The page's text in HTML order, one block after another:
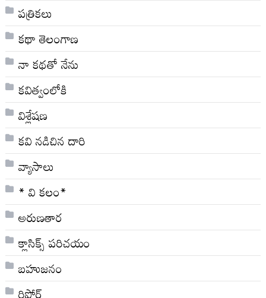
పత్రికలు
కథా తెలంగాణ
నా క‌థ‌తో నేను
కవిత్వంలోకి
విశ్లేషణ
కవి నడిచిన దారి
వ్యాసాలు
* వి క‌లం*
అరుణతార
క్లాసిక్స్ ప‌రిచ‌యం
బహుజనం